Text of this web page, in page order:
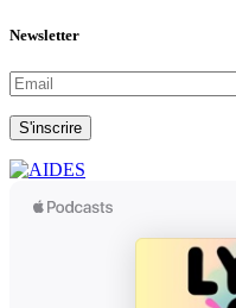
Newsletter
S'inscrire